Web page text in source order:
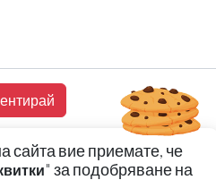
сайта вие приемате, че
" за подобряване на